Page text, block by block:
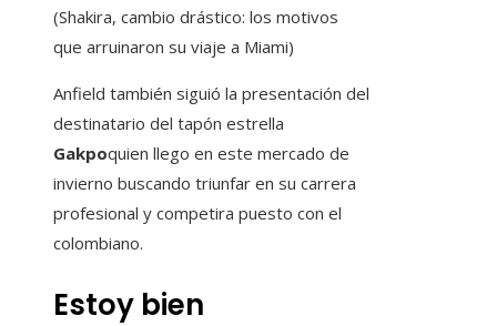
(Shakira, cambio drástico: los motivos
que arruinaron su viaje a Miami)
Anfield también siguió la presentación del
destinatario del tapón estrella
Gakpoquien llego en este mercado de
invierno buscando triunfar en su carrera
profesional y competira puesto con el
colombiano.
Estoy bien